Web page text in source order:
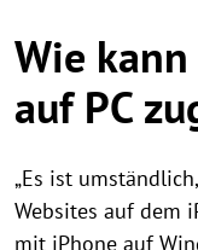
Wie
auf PC
„Es ist
Websites auf dem
mit iPhone auf